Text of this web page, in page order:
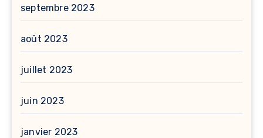
septembre 2023
août 2023
juillet 2023
juin 2023
janvier 2023